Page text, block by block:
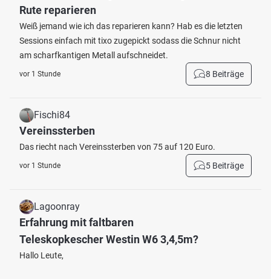
Rute reparieren
Weiß jemand wie ich das reparieren kann? Hab es die letzten
Sessions einfach mit tixo zugepickt sodass die Schnur nicht
am scharfkantigen Metall aufschneidet.
vor 1 Stunde 8 Beiträge
Fischi84
Vereinssterben
Das riecht nach Vereinssterben von 75 auf 120 Euro.
vor 1 Stunde 5 Beiträge
Lagoonray
Erfahrung mit faltbaren
Teleskopkescher Westin W6 3,4,5m?
Hallo Leute,